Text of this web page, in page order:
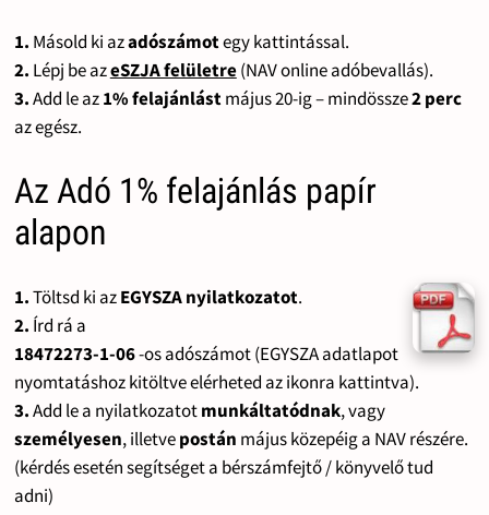
1. Másold ki azadószámotegy kattintással.
2. Lépj be azeSZJA felületre(NAV online adóbevallás).
3.Add le az1% felajánlástmájus 20-ig – mindössze2 perc
az egész.
Az Adó 1% felajánlás papír
alapon
1.Töltsd ki azEGYSZA nyilatkozatot.
2. Írd rá a
18472273-1-06-os adószámot (EGYSZA adatlapot
nyomtatáshoz kitöltve elérheted az ikonra kattintva).
3.Add le a nyilatkozatotmunkáltatódnak, vagy
személyesen, illetvepostán május közepéig a NAV részére.
(kérdés esetén segítséget a bérszámfejtő / könyvelő tud
adni)